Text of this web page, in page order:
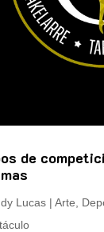
de
Lucas |Arte